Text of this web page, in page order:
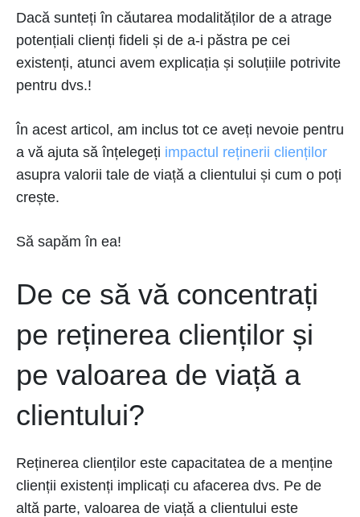
Dacă sunteți în căutarea modalităților de a atrage
potențiali clienți fideli și de a-i păstra pe cei
existenți, atunci avem explicația și soluțiile potrivite
pentru dvs.!
În acest articol, am inclus tot ce aveți nevoie pentru
a vă ajuta să înțelegeți impactul reținerii clienților
asupra valorii tale de viață a clientului și cum o poți
crește.
Să sapăm în ea!
De ce să vă concentrați
pe reținerea clienților și
pe valoarea de viață a
clientului?
Reținerea clienților este capacitatea de a menține
clienții existenți implicați cu afacerea dvs. Pe de
altă parte, valoarea de viață a clientului este